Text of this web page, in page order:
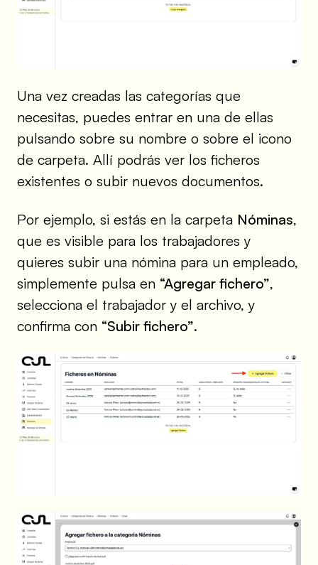
Una vez creadas las categorías que
necesitas, puedes entrar en una de ellas
pulsando sobre su nombre o sobre el icono
de carpeta. Allí podrás ver los ficheros
existentes o subir nuevos documentos.
Por ejemplo, si estás en la carpeta Nóminas,
que es visible para los trabajadores y
quieres subir una nómina para un empleado,
simplemente pulsa en “Agregar fichero”,
selecciona el trabajador y el archivo, y
confirma con “Subir fichero”.